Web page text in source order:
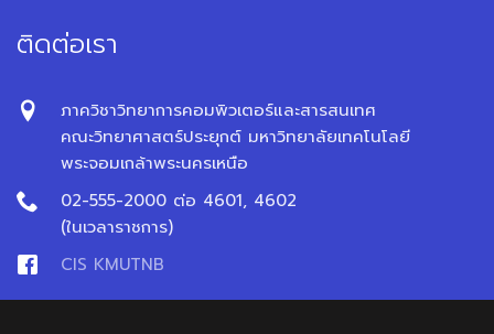
ติดต่อเรา
ภาควิชาวิทยาการคอมพิวเตอร์และสารสนเทศ
คณะวิทยาศาสตร์ประยุกต์ มหาวิทยาลัยเทคโนโลยี
พระจอมเกล้าพระนครเหนือ
02-555-2000 ต่อ 4601, 4602
(ในเวลาราชการ)
CIS KMUTNB